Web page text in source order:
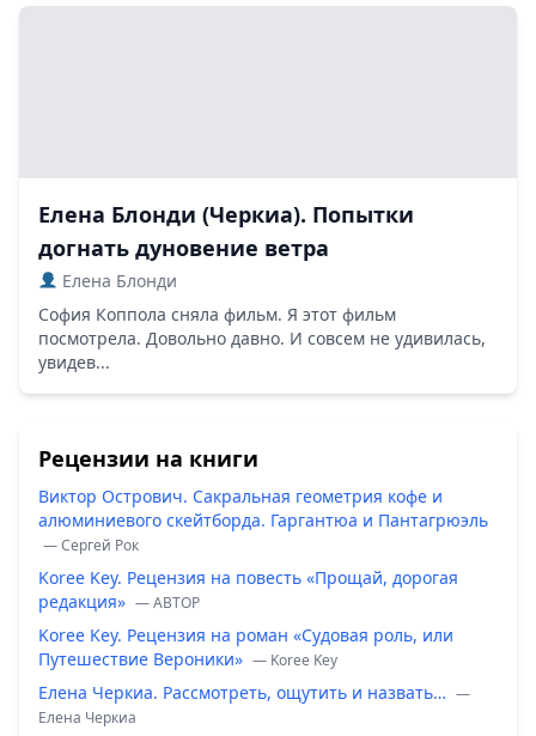
Елена Блонди (Черкиа). Попытки
догнать дуновение ветра
Елена Блонди
София Коппола сняла фильм. Я этот фильм
посмотрела. Довольно давно. И совсем не удивилась,
увидев...
Рецензии на книги
Виктор Острович. Сакральная геометрия кофе и
алюминиевого скейтборда. Гаргантюа и Пантагрюэль
— Сергей Рок
Koree Key. Рецензия на повесть «Прощай, дорогая
редакция» — ABTOP
Koree Key. Рецензия на роман «Судовая роль, или
Путешествие Вероники» — Koree Key
Елена Черкиа. Рассмотреть, ощутить и назвать… —
Елена Черкиа